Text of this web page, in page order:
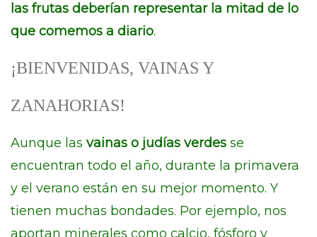
las frutas deberían representar la mitad de lo
que comemos a diario.
¡BIENVENIDAS, VAINAS Y
ZANAHORIAS!
Aunque las vainas o judías verdes se
encuentran todo el año, durante la primavera
y el verano están en su mejor momento. Y
tienen muchas bondades. Por ejemplo, nos
aportan minerales como calcio, fósforo y